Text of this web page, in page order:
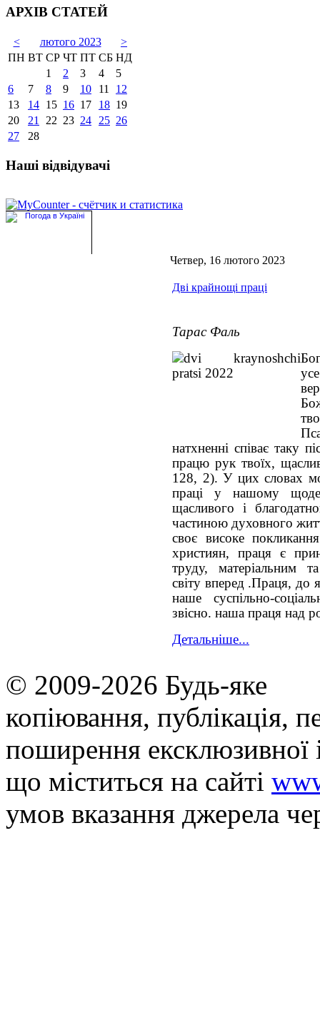
АРХІВ СТАТЕЙ
< лютого 2023
>
ПН ВТ СР ЧТ ПТ СБ НД
1
2 3 4
5
6
7 8 9 10 11
12
13
14 15 16 17 18 19
20
21 22 23 24 25 26
27
28
Наші відвідувачі
Четвер, 16 лютого 2023
Дві крайнощі праці
Тарас Фаль
натхненні співає таку
працю рук твоїх,
128, 2). У цих словах
праці у нашому
щасливого і
частиною духовного
своє високе
християн, праця є
труду, матеріальним
світу вперед .Праця, до
наше суспільно-
звісно. наша праця над
Детальніше...
© 2009-2026 Будь-яке
копiювання, публiкацiя,
поширення
що мiститься на сайті
умов вказання джерела